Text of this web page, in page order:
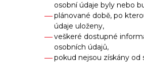
osobní údaje byly nebo
plánované době, po
údaje uloženy,
veškeré dostupné
osobních údajů,
pokud nejsou získány od